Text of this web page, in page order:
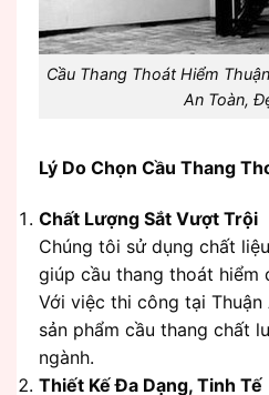
Cầu Thang Thoát Hiểm
An Toàn,
Lý Do Chọn Cầu Thang
Chất Lượng Sắt Vượt Trội
Chúng tôi sử dụng chất
giúp cầu thang thoát
Với việc thi công tại Thuận
sản phẩm cầu thang chất
ngành.
Thiết Kế Đa Dạng, Tinh Tế